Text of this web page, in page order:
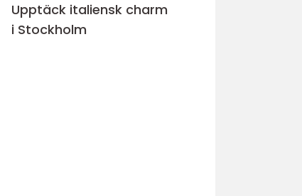
Upptäck italiensk charm
i Stockholm